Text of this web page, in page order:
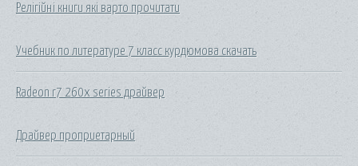
Релігійні книги які варто прочитати
Учебник по литературе 7 класс курдюмова скачать
Radeon r7 260x series драйвер
Драйвер проприетарный